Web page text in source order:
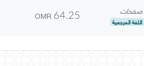
اللغة المرجعية OMR 64.25